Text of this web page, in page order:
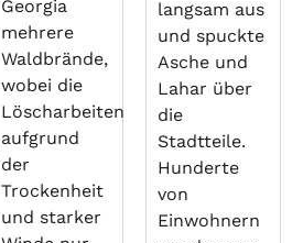
Georgia
mehrere
Waldbrände,
wobei die
Löscharbeiten
aufgrund
der
Trockenheit
und starker
langsam aus
und spuckte
Asche und
Lahar über
die
Stadtteile.
Hunderte
von
Einwohnern